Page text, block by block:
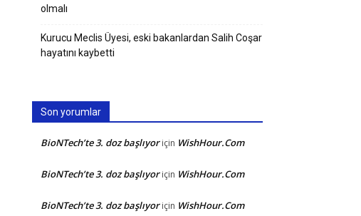
olmalı
Kurucu Meclis Üyesi, eski bakanlardan Salih Coşar
hayatını kaybetti
Son yorumlar
BioNTech’te 3. doz başlıyoriçin WishHour.Com
BioNTech’te 3. doz başlıyoriçin WishHour.Com
BioNTech’te 3. doz başlıyoriçin WishHour.Com